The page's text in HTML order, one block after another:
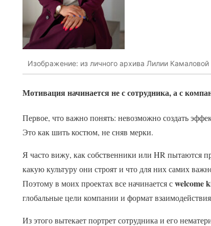
Изображение: из личного архива Лилии Камаловой
Мотивация начинается не с сотрудника, а с
Первое, что важно понять: невозможно создать
Это как шить костюм, не сняв мерки.
Я часто вижу, как собственники или HR пытаются
какую культуру они строят и что для них самих
Поэтому в моих проектах все начинается сwelcome
глобальные цели компании и формат
Из этого вытекает портрет сотрудника и его